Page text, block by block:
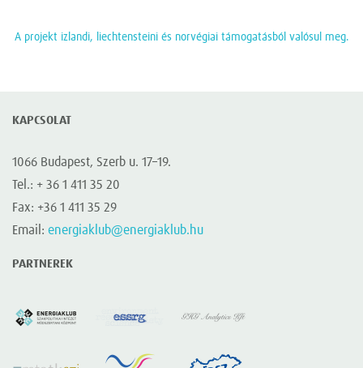
A projekt izlandi, liechtensteini és norvégiai támogatásból valósul meg.
KAPCSOLAT
1066 Budapest, Szerb u. 17–19.
Tel.: + 36 1 411 35 20
Fax: +36 1 411 35 29
Email: energiaklub@energiaklub.hu
PARTNEREK